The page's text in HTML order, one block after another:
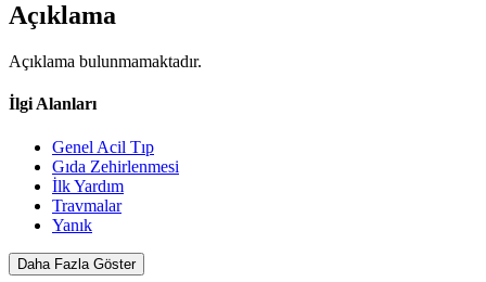
Açıklama
Açıklama bulunmamaktadır.
İlgi Alanları
Genel Acil Tıp
Gıda Zehirlenmesi
İlk Yardım
Travmalar
Yanık
Daha Fazla Göster